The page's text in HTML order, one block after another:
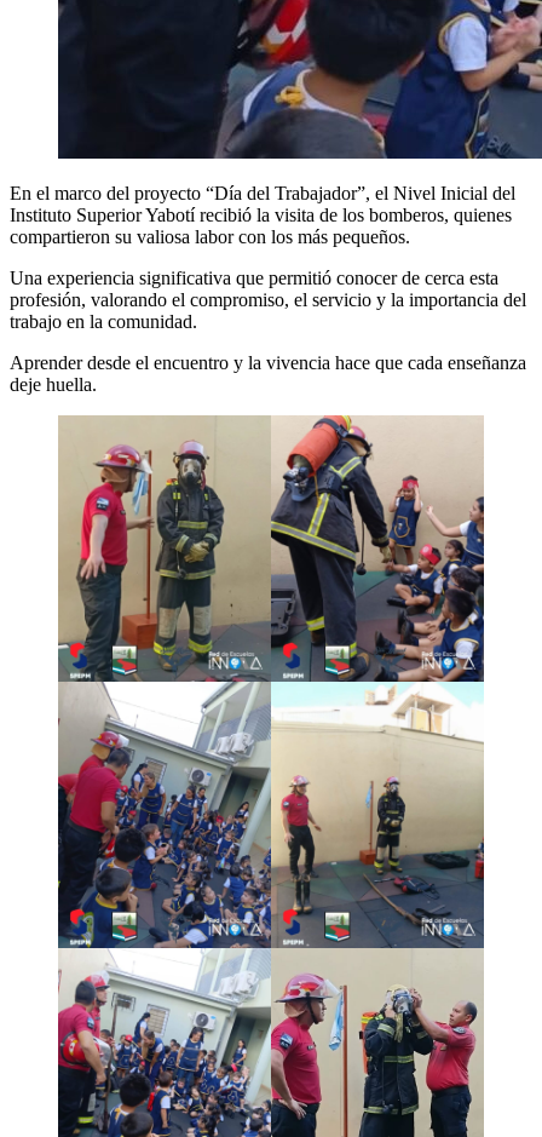
En el marco del proyecto “Día del Trabajador”, el Nivel Inicial del
Instituto Superior Yabotí recibió la visita de los bomberos, quienes
compartieron su valiosa labor con los más pequeños.
Una experiencia significativa que permitió conocer de cerca esta
profesión, valorando el compromiso, el servicio y la importancia del
trabajo en la comunidad.
Aprender desde el encuentro y la vivencia hace que cada enseñanza
deje huella.